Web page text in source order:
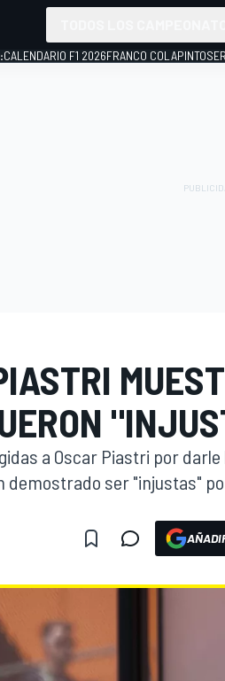
CALENDARIO F1 2026FRANCO COLAPINTO
a Oscar Piastri por darle
demostrado ser "injustas"